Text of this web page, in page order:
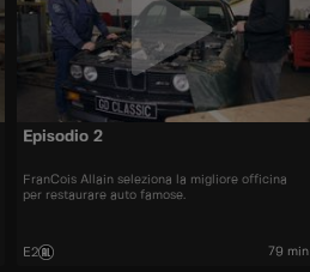
Episodio 2
FranCois Allain seleziona la migliore officina
per restaurare auto famose.
E2 79 min